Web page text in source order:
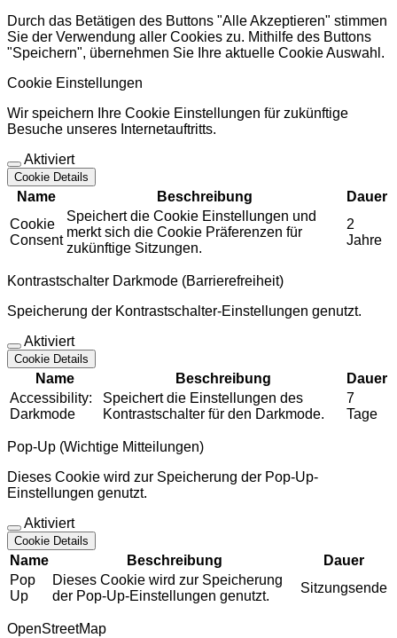
Durch das Betätigen des Buttons "Alle Akzeptieren" stimmen
Sie der Verwendung aller Cookies zu. Mithilfe des Buttons
"Speichern", übernehmen Sie Ihre aktuelle Cookie Auswahl.
Cookie Einstellungen
Wir speichern Ihre Cookie Einstellungen für zukünftige
Besuche unseres Internetauftritts.
Aktiviert
Cookie Details
Name Beschreibung
Dauer
Cookie
Consent
Speichert die Cookie Einstellungen und
merkt sich die Cookie Präferenzen für
zukünftige Sitzungen.
2
Jahre
Kontrastschalter Darkmode (Barrierefreiheit)
Speicherung der Kontrastschalter-Einstellungen genutzt.
Aktiviert
Cookie Details
Name Beschreibung
Dauer
Accessibility:
Darkmode
Speichert die Einstellungen des
Kontrastschalter für den Darkmode.
7
Tage
Pop-Up (Wichtige Mitteilungen)
Dieses Cookie wird zur Speicherung der Pop-Up-
Einstellungen genutzt.
Aktiviert
Cookie Details
Name Beschreibung
Dauer
Pop
Up
Dieses Cookie wird zur Speicherung
der Pop-Up-Einstellungen genutzt.
Sitzungsende
OpenStreetMap